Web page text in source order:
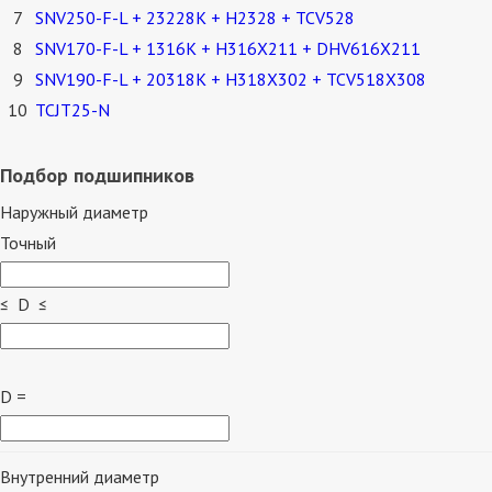
7 SNV250-F-L + 23228K + H2328 + TCV528
8
SNV170-F-L + 1316K + H316X211 + DHV616X211
9 SNV190-F-L + 20318K + H318X302 + TCV518X308
10 TCJT25-N
Подбор подшипников
Наружный диаметр
Точный
≤ D ≤
D =
Внутренний диаметр